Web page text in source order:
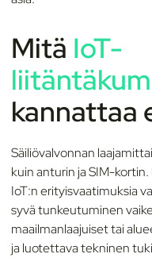
Mitä IoT-
kannattaa
Säiliövalvonnan
kuin anturin ja SIM-
IoT:n erityisvaatimuksia
syvä tunkeutuminen
maailmanlaajuiset tai
ja luotettava tekninen